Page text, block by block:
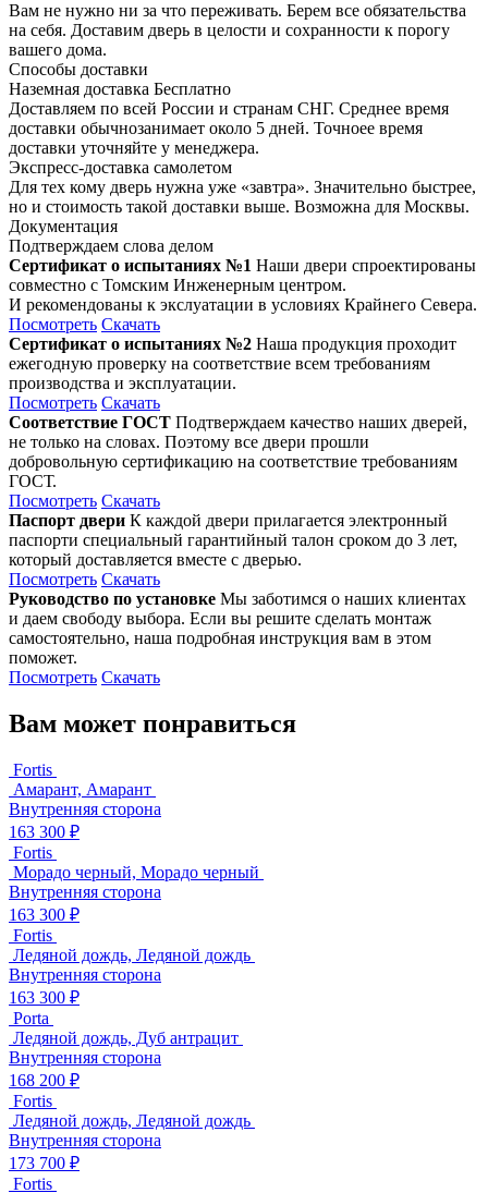
Вам не нужно ни за что переживать. Берем все обязательства
на себя. Доставим дверь в целости и сохранности к порогу
вашего дома.
Способы доставки
Наземная доставка Бесплатно
Доставляем по всей России и странам СНГ. Среднее время
доставки обычнозанимает около 5 дней. Точноее время
доставки уточняйте у менеджера.
Экспресс-доставка самолетом
Для тех кому дверь нужна уже «завтра». Значительно быстрее,
но и стоимость такой доставки выше. Возможна для Москвы.
Документация
Подтверждаем слова делом
Сертификат о испытаниях №1 Наши двери спроектированы
совместно с Томским Инженерным центром.
И рекомендованы к экслуатации в условиях Крайнего Севера.
Посмотреть Скачать
Сертификат о испытаниях №2 Наша продукция проходит
ежегодную проверку на соответствие всем требованиям
производства и эксплуатации.
Посмотреть Скачать
Соответствие ГОСТ Подтверждаем качество наших дверей,
не только на словах. Поэтому все двери прошли
добровольную сертификацию на соответствие требованиям
ГОСТ.
Посмотреть Скачать
Паспорт двери К каждой двери прилагается электронный
паспорти специальный гарантийный талон сроком до 3 лет,
который доставляется вместе с дверью.
Посмотреть Скачать
Руководство по установке Мы заботимся о наших клиентах
и даем свободу выбора. Если вы решите сделать монтаж
самостоятельно, наша подробная инструкция вам в этом
поможет.
Посмотреть Скачать
Вам может понравиться
Fortis
Амарант, Амарант
Внутренняя сторона
163 300 ₽
Fortis
Морадо черный, Морадо черный
Внутренняя сторона
163 300 ₽
Fortis
Ледяной дождь, Ледяной дождь
Внутренняя сторона
163 300 ₽
Porta
Ледяной дождь, Дуб антрацит
Внутренняя сторона
168 200 ₽
Fortis
Ледяной дождь, Ледяной дождь
Внутренняя сторона
173 700 ₽
Fortis